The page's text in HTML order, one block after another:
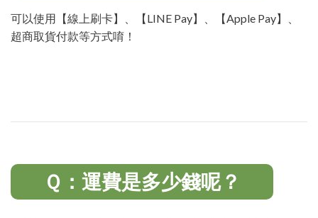
可以使用【線上刷卡】、【LINE Pay】、
【Apple Pay】、
超商取貨付款等方式唷！
Ｑ：運費是多少錢呢？